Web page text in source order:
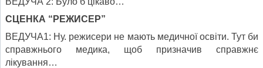
СЦЕНКА “РЕЖИСЕР”
ВЕДУЧА1: Ну. режисери не мають медичної освіти. Тут би
справжнього медика, щоб призначив справжнє
лікування…